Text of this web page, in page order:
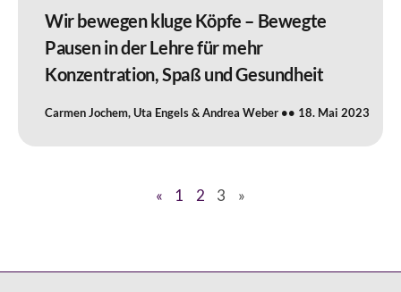
Wir bewegen kluge Köpfe – Bewegte
Pausen in der Lehre für mehr
Konzentration, Spaß und Gesundheit
Carmen Jochem, Uta Engels & Andrea Weber 18. Mai 2023
« 1 2 3 »